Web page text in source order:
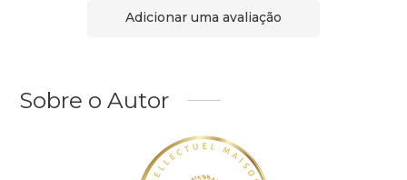
Adicionar uma avaliação
Sobre o Autor